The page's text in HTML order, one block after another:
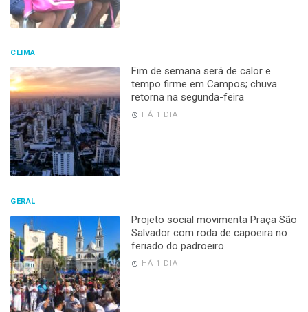
CLIMA
Fim de semana será de calor e
tempo firme em Campos; chuva
retorna na segunda-feira
HÁ 1 DIA
GERAL
Projeto social movimenta Praça São
Salvador com roda de capoeira no
feriado do padroeiro
HÁ 1 DIA